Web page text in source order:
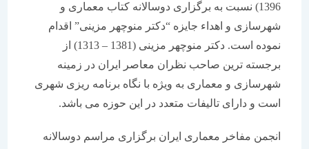
1396) نسبت به برگزاری دوسالانه کتاب معماری و
شهرسازی و اهداء جایزه “دکتر منوچهر مزینی” اقدام
نموده است. دکتر منوچهر مزینی (1381 – 1313) از
برجسته ترین صاحب نظران معاصر ایران در زمینه
شهرسازی و معماری به ویژه با نگاه برنامه ریزی شهری
است و دارای تالیفات متعدد در این حوزه می باشد.
انجمن مفاخر معماری ایران برگزاری مراسم دوسالانه